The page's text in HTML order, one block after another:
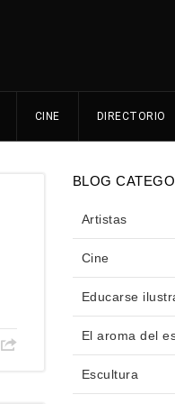
CINE DIRECTORIO
BLOG
Artistas
Cine
Educarse
El aroma del
Escultura